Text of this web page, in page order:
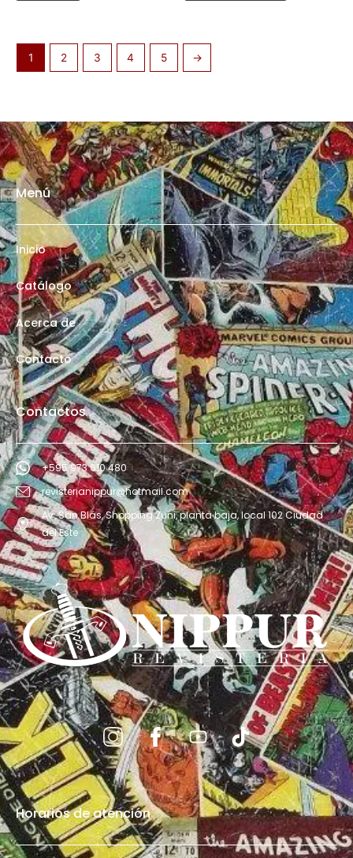
1 2 3 4 5 →
Menú
Inicio
Catálogo
Acerca de
Contacto
Contactos
+595 973 610 480
revisterianippur@hotmail.com
Av. San Blás, Shopping Zuni, planta baja, local 102 Ciudad
del Este
Horarios de atención